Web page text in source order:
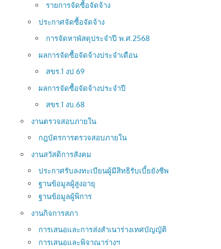
รายการจัดซื้อจัดจ้าง
ประกาศจัดซื้อจัดจ้าง
การจัดหาพัสดุประจำปี พ.ศ.2568
ผลการจัดซื้อจัดจ้างประจำเดือน
สขร.1 งป 69
ผลการจัดซื้อจัดจ้างประจำปี
สขร.1 งบ.68
งานตรวจสอบภายใน
กฎบัตรการตรวจสอบภายใน
งานสวัสดิการสังคม
ประกาศรับลงทะเบียนผู้มีสิทธิรับเบี้ยยังชีพ
ฐานข้อมูลผู้สูงอายุ
ฐานข้อมูลผู้พิการ
งานกิจการสภา
การเสนอและการส่งสำเนาร่างเทศบัญญัติ
การเสนอและพิจาณาร่างฯ